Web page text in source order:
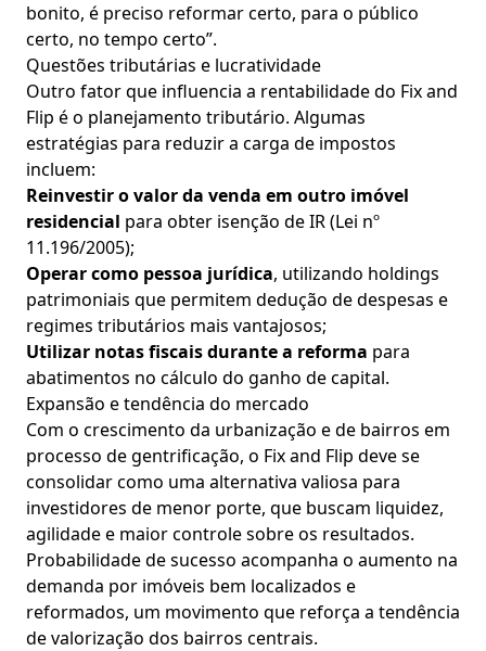
bonito, é preciso reformar certo, para o público
certo, no tempo certo”.
Questões tributárias e lucratividade
Outro fator que influencia a rentabilidade do Fix and
Flip é o planejamento tributário. Algumas
estratégias para reduzir a carga de impostos
incluem:
Reinvestir o valor da venda em outro imóvel
residencial para obter isenção de IR (Lei nº
11.196/2005);
Operar como pessoa jurídica, utilizando holdings
patrimoniais que permitem dedução de despesas e
regimes tributários mais vantajosos;
Utilizar notas fiscais durante a reforma para
abatimentos no cálculo do ganho de capital.
Expansão e tendência do mercado
Com o crescimento da urbanização e de bairros em
processo de gentrificação, o Fix and Flip deve se
consolidar como uma alternativa valiosa para
investidores de menor porte, que buscam liquidez,
agilidade e maior controle sobre os resultados.
Probabilidade de sucesso acompanha o aumento na
demanda por imóveis bem localizados e
reformados, um movimento que reforça a tendência
de valorização dos bairros centrais.